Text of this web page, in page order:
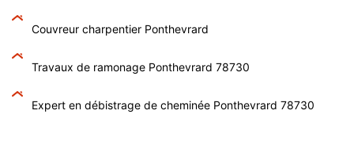
Couvreur charpentier Ponthevrard
Travaux de ramonage Ponthevrard 78730
Expert en débistrage de cheminée Ponthevrard 78730